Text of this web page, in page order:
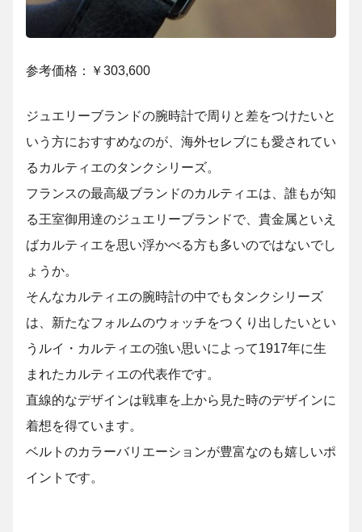
参考価格：￥303,600
ジュエリーブランドの腕時計で周りと差をつけたいと
いう方におすすめなのが、海外セレブにも愛されてい
るカルティエのタンクシリーズ。
フランスの最高級ブランドのカルティエは、誰もが知
る王室御用達のジュエリーブランドで、貴金属といえ
ばカルティエを思い浮かべる方も多いのではないでし
ょうか。
そんなカルティエの腕時計の中でもタンクシリーズ
は、新たなフォルムのウォッチをつくり出したいとい
うルイ・カルティエの強い思いによって1917年に生
まれたカルティエの代表作です。
直線的なデザインは戦車を上から見た時のデザインに
着想を得ています。
ベルトのカラーバリエーションが豊富なのも嬉しいポ
イントです。